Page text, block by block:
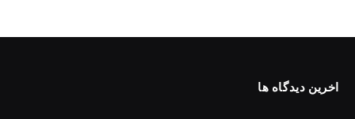
اخرین دیدگاه ها